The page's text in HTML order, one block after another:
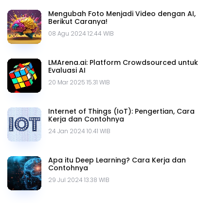
Mengubah Foto Menjadi Video dengan AI,
Berikut Caranya!
08 Agu 2024 12.44 WIB
LMArena.ai: Platform Crowdsourced untuk
Evaluasi AI
20 Mar 2025 15.31 WIB
Internet of Things (IoT): Pengertian, Cara
Kerja dan Contohnya
24 Jan 2024 10.41 WIB
Apa itu Deep Learning? Cara Kerja dan
Contohnya
29 Jul 2024 13.38 WIB